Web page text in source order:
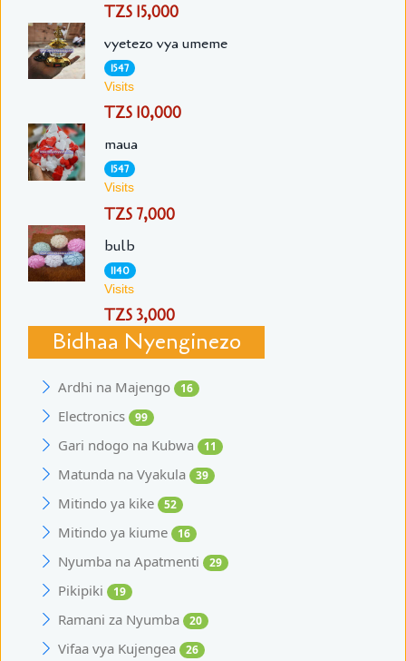
TZS 15,000
vyetezo vya umeme
1547
Visits
TZS 10,000
maua
1547
Visits
TZS 7,000
bulb
1140
Visits
TZS 3,000
Bidhaa Nyenginezo
Ardhi na Majengo 16
Electronics 99
Gari ndogo na Kubwa 11
Matunda na Vyakula 39
Mitindo ya kike 52
Mitindo ya kiume 16
Nyumba na Apatmenti 29
Pikipiki 19
Ramani za Nyumba 20
Vifaa vya Kujengea 26